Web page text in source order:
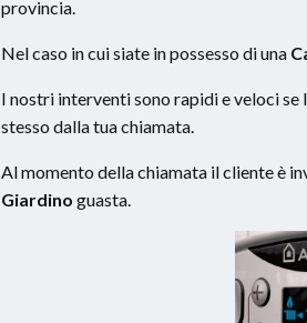
provincia.
Nel caso in cui siate in possesso di una
I nostri interventi sono rapidi e veloci
stesso dalla tua chiamata.
Al momento della chiamata il cliente è
Giardino guasta.